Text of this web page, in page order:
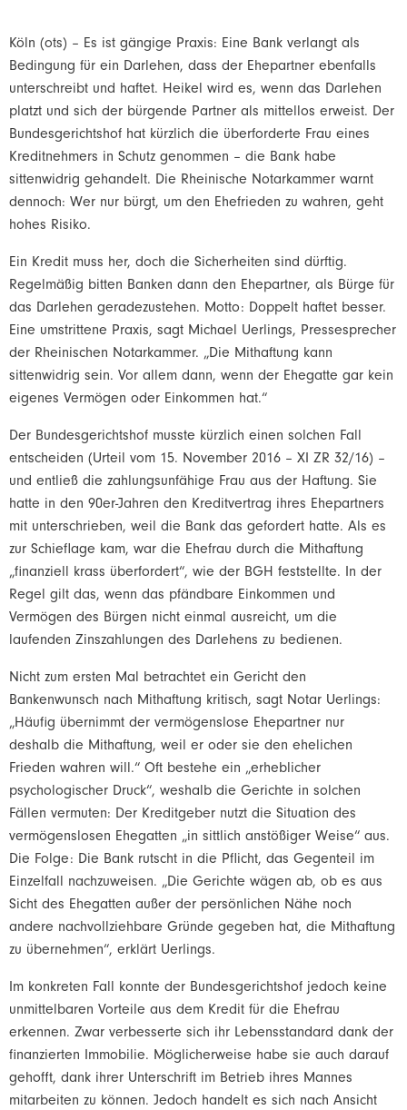
Köln (ots) – Es ist gängige Praxis: Eine Bank verlangt als
Bedingung für ein Darlehen, dass der Ehepartner ebenfalls
unterschreibt und haftet. Heikel wird es, wenn das Darlehen
platzt und sich der bürgende Partner als mittellos erweist. Der
Bundesgerichtshof hat kürzlich die überforderte Frau eines
Kreditnehmers in Schutz genommen – die Bank habe
sittenwidrig gehandelt. Die Rheinische Notarkammer warnt
dennoch: Wer nur bürgt, um den Ehefrieden zu wahren, geht
hohes Risiko.
Ein Kredit muss her, doch die Sicherheiten sind dürftig.
Regelmäßig bitten Banken dann den Ehepartner, als Bürge für
das Darlehen geradezustehen. Motto: Doppelt haftet besser.
Eine umstrittene Praxis, sagt Michael Uerlings, Pressesprecher
der Rheinischen Notarkammer. „Die Mithaftung kann
sittenwidrig sein. Vor allem dann, wenn der Ehegatte gar kein
eigenes Vermögen oder Einkommen hat.“
Der Bundesgerichtshof musste kürzlich einen solchen Fall
entscheiden (Urteil vom 15. November 2016 – XI ZR 32/16) –
und entließ die zahlungsunfähige Frau aus der Haftung. Sie
hatte in den 90er-Jahren den Kreditvertrag ihres Ehepartners
mit unterschrieben, weil die Bank das gefordert hatte. Als es
zur Schieflage kam, war die Ehefrau durch die Mithaftung
„finanziell krass überfordert“, wie der BGH feststellte. In der
Regel gilt das, wenn das pfändbare Einkommen und
Vermögen des Bürgen nicht einmal ausreicht, um die
laufenden Zinszahlungen des Darlehens zu bedienen.
Nicht zum ersten Mal betrachtet ein Gericht den
Bankenwunsch nach Mithaftung kritisch, sagt Notar Uerlings:
„Häufig übernimmt der vermögenslose Ehepartner nur
deshalb die Mithaftung, weil er oder sie den ehelichen
Frieden wahren will.“ Oft bestehe ein „erheblicher
psychologischer Druck“, weshalb die Gerichte in solchen
Fällen vermuten: Der Kreditgeber nutzt die Situation des
vermögenslosen Ehegatten „in sittlich anstößiger Weise“ aus.
Die Folge: Die Bank rutscht in die Pflicht, das Gegenteil im
Einzelfall nachzuweisen. „Die Gerichte wägen ab, ob es aus
Sicht des Ehegatten außer der persönlichen Nähe noch
andere nachvollziehbare Gründe gegeben hat, die Mithaftung
zu übernehmen“, erklärt Uerlings.
Im konkreten Fall konnte der Bundesgerichtshof jedoch keine
unmittelbaren Vorteile aus dem Kredit für die Ehefrau
erkennen. Zwar verbesserte sich ihr Lebensstandard dank der
finanzierten Immobilie. Möglicherweise habe sie auch darauf
gehofft, dank ihrer Unterschrift im Betrieb ihres Mannes
mitarbeiten zu können. Jedoch handelt es sich nach Ansicht